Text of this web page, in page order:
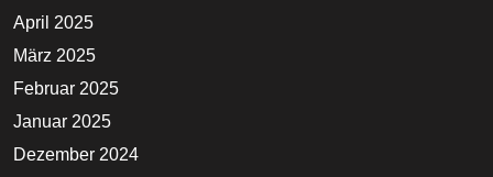
April 2025
März 2025
Februar 2025
Januar 2025
Dezember 2024